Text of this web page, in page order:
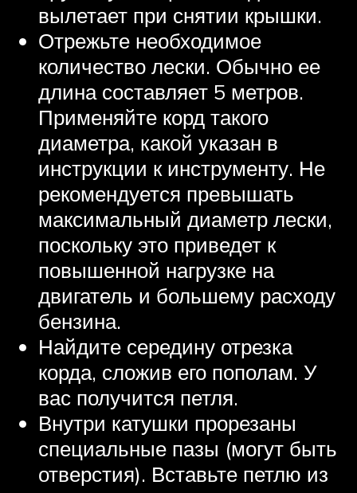
вылетает при снятии крышки.
Отрежьте необходимое
количество лески. Обычно ее
длина составляет 5 метров.
Применяйте корд такого
диаметра, какой указан в
инструкции к инструменту. Не
рекомендуется превышать
максимальный диаметр лески,
поскольку это приведет к
повышенной нагрузке на
двигатель и большему расходу
бензина.
Найдите середину отрезка
корда, сложив его пополам. У
вас получится петля.
Внутри катушки прорезаны
специальные пазы (могут быть
отверстия). Вставьте петлю из